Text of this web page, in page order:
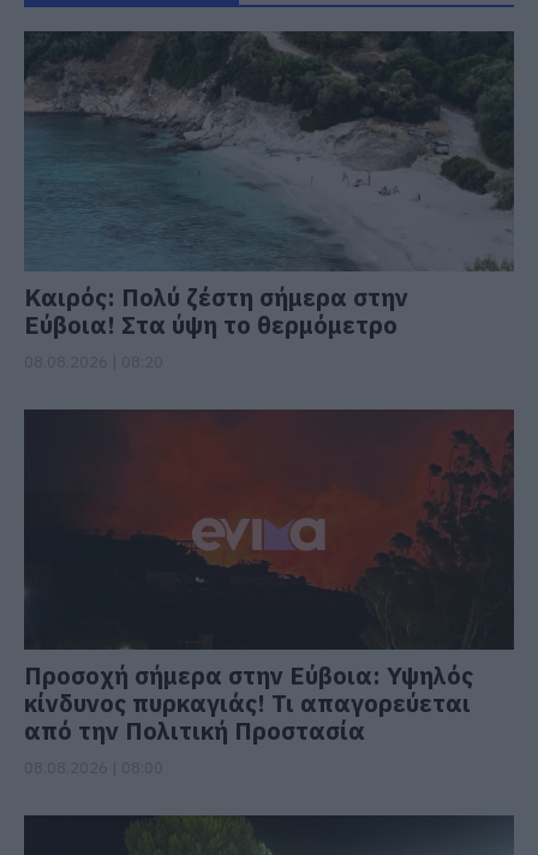
Καιρός: Πολύ ζέστη σήμερα στην
Εύβοια! Στα ύψη το θερμόμετρο
Προσοχή σήμερα στην Εύβοια: Υψηλός
κίνδυνος πυρκαγιάς! Τι απαγορεύεται
από την Πολιτική Προστασία